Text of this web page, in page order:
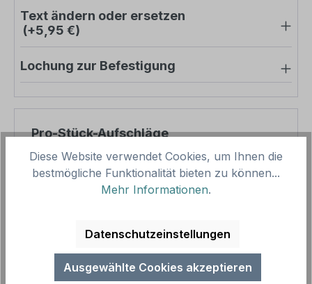
Text ändern oder ersetzen
(+5,95 €)
Lochung zur Befestigung
Pro-Stück-Aufschläge
Produktpreis
10,95 €
Zwischensumme
Gesamtpreis
10,95 €
Preise inkl. MwSt. zzgl. Versandkosten
Diese Website verwendet Cookies, um Ihnen die
bestmögliche Funktionalität bieten zu können...
Mehr Informationen.
Datenschutzeinstellungen
Ausgewählte Cookies akzeptieren